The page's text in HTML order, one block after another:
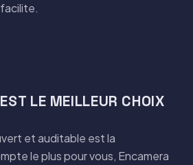
LE MEILLEUR CHOIX
et auditable est la
le plus pour vous, Encamera